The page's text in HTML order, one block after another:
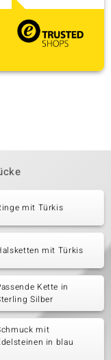
mit Türkis
mit Türkis
Kette in
Silber
mit
in blau